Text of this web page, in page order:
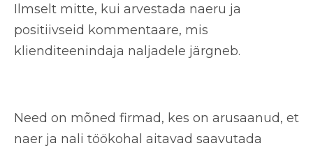
Ilmselt mitte, kui arvestada naeru ja
positiivseid kommentaare, mis
klienditeenindaja naljadele järgneb.
Need on mõned firmad, kes on arusaanud, et
naer ja nali töökohal aitavad saavutada